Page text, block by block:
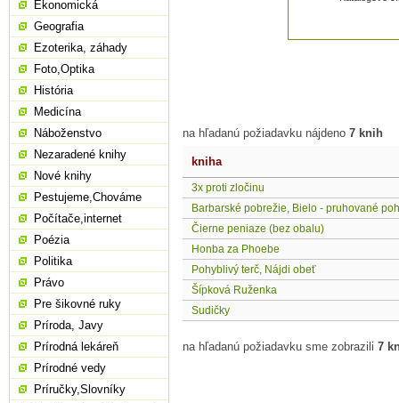
na hľadanú požiadavku nájdeno 7 knih
kniha
3x proti zločinu
Barbarské pobrežie, Bielo - pruhované
Čierne peniaze (bez obalu)
Honba za Phoebe
Pohyblivý terč, Nájdi obeť
Šípková Ruženka
Sudičky
na hľadanú požiadavku sme zobrazili 7
Ekonomická
Geografia
Ezoterika, záhady
Foto,Optika
História
Medicína
Náboženstvo
Nezaradené knihy
Nové knihy
Pestujeme,Chováme
Počítače,internet
Poézia
Politika
Právo
Pre šikovné ruky
Príroda, Javy
Prírodná lekáreň
Prírodné vedy
Príručky,Slovníky